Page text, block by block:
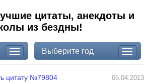
цитаты, анекдоты и
из бездны!
Выберите год
цитату №79804 05.04.2013